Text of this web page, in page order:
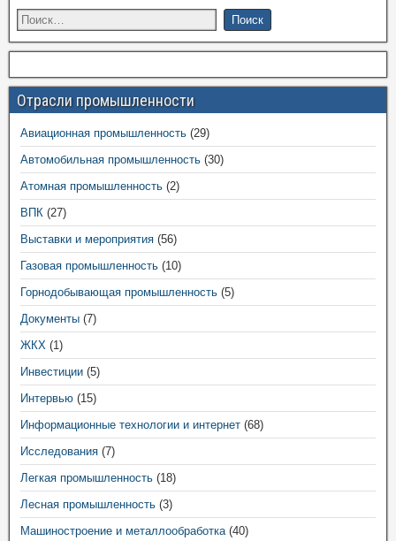
Отрасли промышленности
Авиационная промышленность (29)
Автомобильная промышленность (30)
Атомная промышленность (2)
ВПК (27)
Выставки и мероприятия (56)
Газовая промышленность (10)
Горнодобывающая промышленность (5)
Документы (7)
ЖКХ (1)
Инвестиции (5)
Интервью (15)
Информационные технологии и интернет (68)
Исследования (7)
Легкая промышленность (18)
Лесная промышленность (3)
Машиностроение и металлообработка(40)